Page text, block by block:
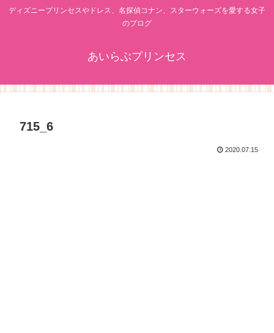
ディズニープリンセスやドレス、名探偵コナン、スターウォーズを愛する女子
のブログ
あいらぶプリンセス
715_6
2020.07.15